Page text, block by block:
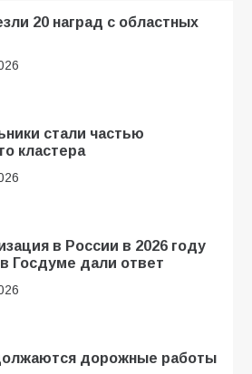
20 наград с областных
стали частью
кластера
в России в 2026 году
Госдуме дали ответ
дорожные работы